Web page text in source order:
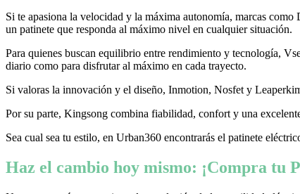
Si te apasiona la velocidad y la máxima autonomía, marcas
un patinete que responda al máximo nivel en cualquier situación.
Para quienes buscan equilibrio entre rendimiento y tecnología,
diario como para disfrutar al máximo en cada trayecto.
Si valoras la innovación y el diseño, Inmotion, Nosfet y
Por su parte, Kingsong combina fiabilidad, confort y una
Sea cual sea tu estilo, en Urban360 encontrarás el patinete
Haz el cambio hoy mismo: ¡Compra tu